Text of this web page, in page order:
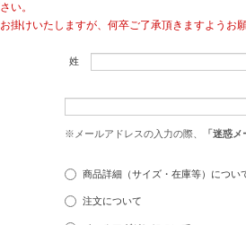
い。
掛けいたしますが、何卒ご了承頂きますようお
姓
※メールアドレスの入力の際、 「迷惑
商品詳細（サイズ・在庫等）につい
注文について